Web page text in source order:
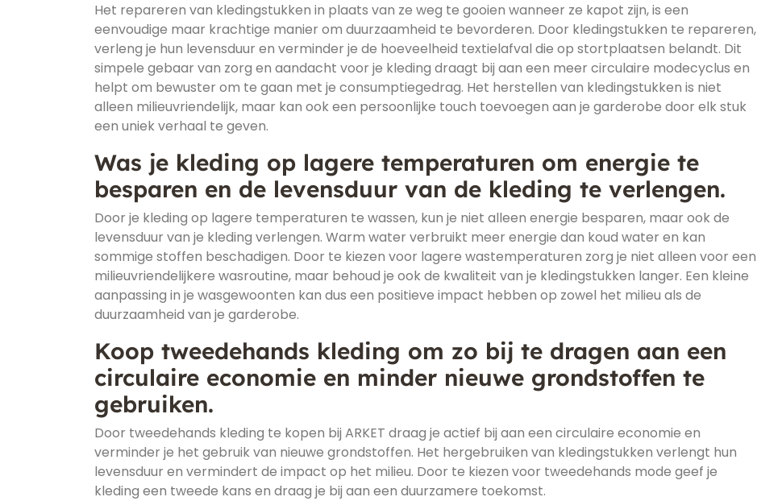
Het repareren van kledingstukken in plaats van ze weg te gooien wanneer ze kapot zijn, is een
eenvoudige maar krachtige manier om duurzaamheid te bevorderen. Door kledingstukken te repareren,
verleng je hun levensduur en verminder je de hoeveelheid textielafval die op stortplaatsen belandt. Dit
simpele gebaar van zorg en aandacht voor je kleding draagt bij aan een meer circulaire modecyclus en
helpt om bewuster om te gaan met je consumptiegedrag. Het herstellen van kledingstukken is niet
alleen milieuvriendelijk, maar kan ook een persoonlijke touch toevoegen aan je garderobe door elk stuk
een uniek verhaal te geven.
Was je kleding op lagere temperaturen om energie te
besparen en de levensduur van de kleding te verlengen.
Door je kleding op lagere temperaturen te wassen, kun je niet alleen energie besparen, maar ook de
levensduur van je kleding verlengen. Warm water verbruikt meer energie dan koud water en kan
sommige stoffen beschadigen. Door te kiezen voor lagere wastemperaturen zorg je niet alleen voor een
milieuvriendelijkere wasroutine, maar behoud je ook de kwaliteit van je kledingstukken langer. Een kleine
aanpassing in je wasgewoonten kan dus een positieve impact hebben op zowel het milieu als de
duurzaamheid van je garderobe.
Koop tweedehands kleding om zo bij te dragen aan een
circulaire economie en minder nieuwe grondstoffen te
gebruiken.
Door tweedehands kleding te kopen bij ARKET draag je actief bij aan een circulaire economie en
verminder je het gebruik van nieuwe grondstoffen. Het hergebruiken van kledingstukken verlengt hun
levensduur en vermindert de impact op het milieu. Door te kiezen voor tweedehands mode geef je
kleding een tweede kans en draag je bij aan een duurzamere toekomst.